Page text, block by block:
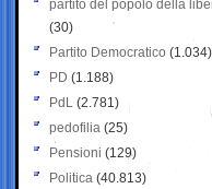
partito del popolo della
(30)
Partito Democratico (1.034)
PD (1.188)
PdL (2.781)
pedofilia (25)
Pensioni (129)
Politica (40.813)